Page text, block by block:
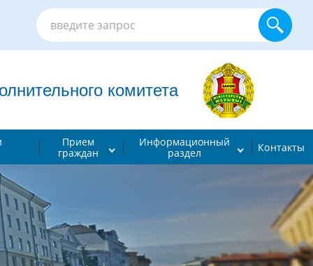
комитета
Прием
граждан
Информационный
раздел
Контакты